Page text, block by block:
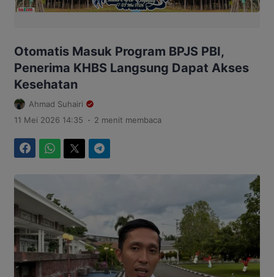
Otomatis Masuk Program BPJS PBI,
Penerima KHBS Langsung Dapat Akses
Kesehatan
Ahmad Suhairi
11 Mei 2026 14:35 . 2 menit membaca